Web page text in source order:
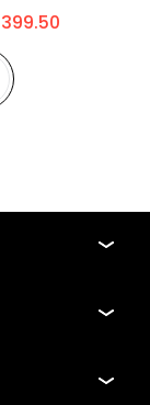
399.50